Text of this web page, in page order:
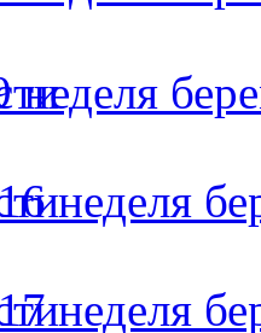
неделя
неделя
неделя